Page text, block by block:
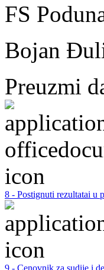
FS
Bojan
Preuzmi
8 - Postignuti rezultatai u
9 - Cenovnik za sudije i